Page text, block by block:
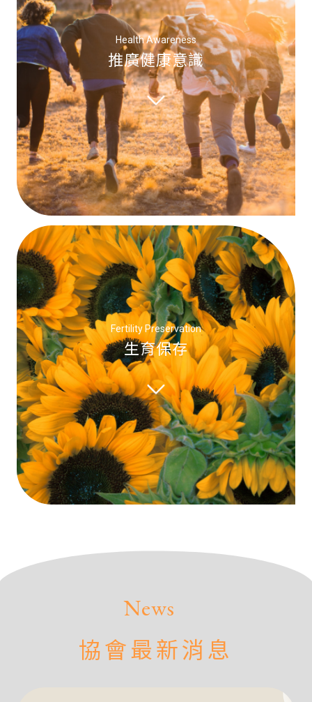
推廣健康意識
Health Awareness
舉辦健康推廣講座、宣導凍卵正確
知識及促進生殖健康意識
生育保存
Fertility Preservation
解密生殖科技、推廣保存卵子、掌
握未來生育權
News
協會最新消息